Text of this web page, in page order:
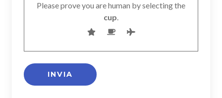
Please prove you are human by selecting the
cup.